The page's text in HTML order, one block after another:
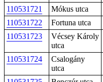
110531721 Mókus utca
110531722
Fortuna utca
110531723
Vécsey Károly
utca
110531724
Csalogány
utca